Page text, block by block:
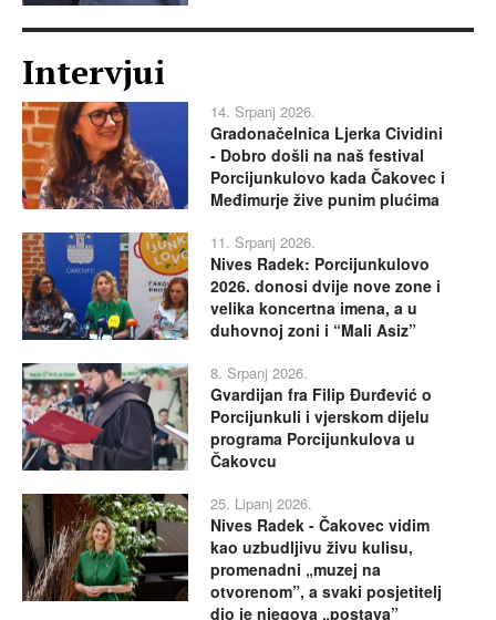
Intervjui
14. Srpanj 2026.
Gradonačelnica Ljerka Cividini
- Dobro došli na naš festival
Porcijunkulovo kada Čakovec i
Međimurje žive punim plućima
11. Srpanj 2026.
Nives Radek: Porcijunkulovo
2026. donosi dvije nove zone i
velika koncertna imena, a u
duhovnoj zoni i “Mali Asiz”
8. Srpanj 2026.
Gvardijan fra Filip Đurđević o
Porcijunkuli i vjerskom dijelu
programa Porcijunkulova u
Čakovcu
25. Lipanj 2026.
Nives Radek - Čakovec vidim
kao uzbudljivu živu kulisu,
promenadni „muzej na
otvorenom”, a svaki posjetitelj
dio je njegova „postava”